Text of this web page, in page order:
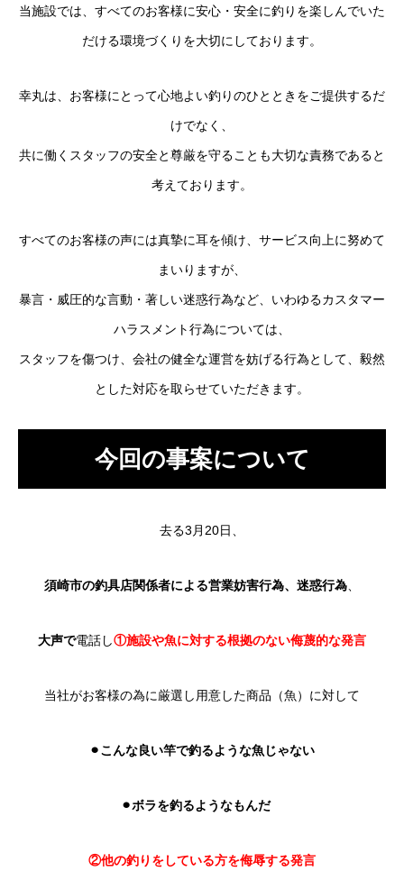
当施設では、すべてのお客様に安心・安全に釣りを楽しんでいた
だける環境づくりを大切にしております。
幸丸は、お客様にとって心地よい釣りのひとときをご提供するだ
けでなく、
共に働くスタッフの安全と尊厳を守ることも大切な責務であると
考えております。
すべてのお客様の声には真摯に耳を傾け、サービス向上に努めて
まいりますが、
暴言・威圧的な言動・著しい迷惑行為など、いわゆるカスタマー
ハラスメント行為については、
スタッフを傷つけ、会社の健全な運営を妨げる行為として、毅然
とした対応を取らせていただきます。
今回の事案について
去る3月20日、
須崎市の釣具店関係者による営業妨害行為、迷惑行為
大声で電話し①施設や魚に対する根拠のない侮蔑的な発言
当社がお客様の為に厳選し用意した商品（魚）に対して
⚫︎こんな良い竿で釣るような魚じゃない
⚫︎ボラを釣るようなもんだ
②他の釣りをしている方を侮辱する発言